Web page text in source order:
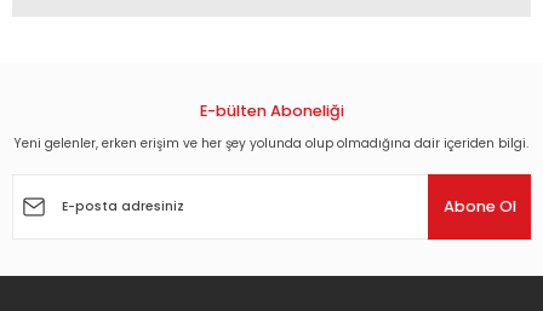
Görüş ve önerileriniz için teşekkür ederiz.
Ürün açıklamasında eksik bilgiler bulunuyor.
E-bülten Aboneliği
Yeni gelenler, erken erişim ve her şey yolunda olup olmadığına dair içeriden bilgi.
Abone Ol